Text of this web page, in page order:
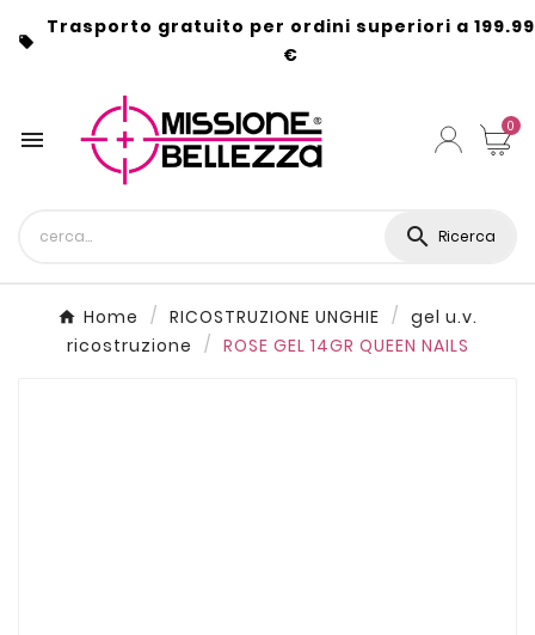

Trasporto gratuito per ordini superiori a 199.99
€
 0
 Ricerca
Home RICOSTRUZIONE UNGHIE
gel u.v.
ricostruzione
ROSE GEL 14GR QUEEN NAILS